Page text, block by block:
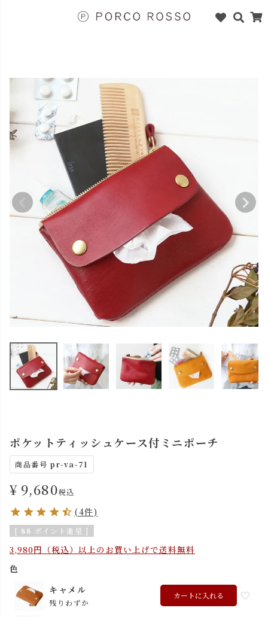
ポケットティッシュケース付ミニポーチ
商品番号 pr-va-71
¥ 9,680税込
(4件)
[ 88 ポイント進呈 ]
3,980円（税込）以上のお買い上げで送料無料
色
キャメル
残りわずか
カートに入れる